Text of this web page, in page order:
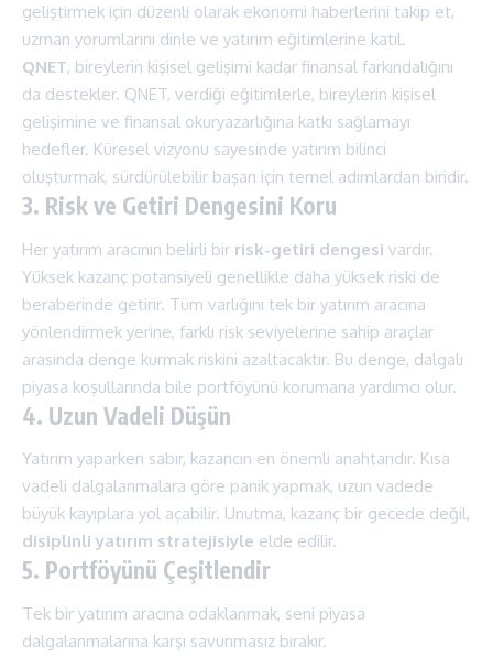
geliştirmek için düzenli olarak ekonomi haberlerini takip et,
uzman yorumlarını dinle ve yatırım eğitimlerine katıl.
QNET, bireylerin kişisel gelişimi kadar finansal farkındalığını
da destekler. QNET, verdiği eğitimlerle, bireylerin kişisel
gelişimine ve finansal okuryazarlığına katkı sağlamayı
hedefler. Küresel vizyonu sayesinde yatırım bilinci
oluşturmak, sürdürülebilir başarı için temel adımlardan biridir.
3. Risk ve Getiri Dengesini Koru
Her yatırım aracının belirli bir risk-getiri dengesi vardır.
Yüksek kazanç potansiyeli genellikle daha yüksek riski de
beraberinde getirir. Tüm varlığını tek bir yatırım aracına
yönlendirmek yerine, farklı risk seviyelerine sahip araçlar
arasında denge kurmak riskini azaltacaktır. Bu denge, dalgalı
piyasa koşullarında bile portföyünü korumana yardımcı olur.
4. Uzun Vadeli Düşün
Yatırım yaparken sabır, kazancın en önemli anahtarıdır. Kısa
vadeli dalgalanmalara göre panik yapmak, uzun vadede
büyük kayıplara yol açabilir. Unutma, kazanç bir gecede değil,
disiplinli yatırım stratejisiyle elde edilir.
5. Portföyünü Çeşitlendir
Tek bir yatırım aracına odaklanmak, seni piyasa
dalgalanmalarına karşı savunmasız bırakır.